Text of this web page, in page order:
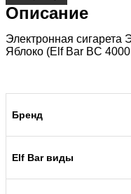
Описание
Электронная
Яблоко (Elf Bar BC
Бренд
Elf Bar виды